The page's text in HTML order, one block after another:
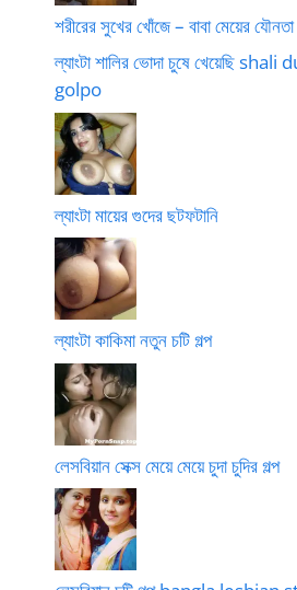
শরীরের সুখের খোঁজে – বাবা মেয়ের যৌনতা
ল্যাংটা শালির ভোদা চুষে খেয়েছি
golpo
ল্যাংটা মায়ের গুদের ছটফটানি
ল্যাংটা কাকিমা নতুন চটি গল্প
লেসবিয়ান সেক্স মেয়ে মেয়ে চুদা চুদির গল্প